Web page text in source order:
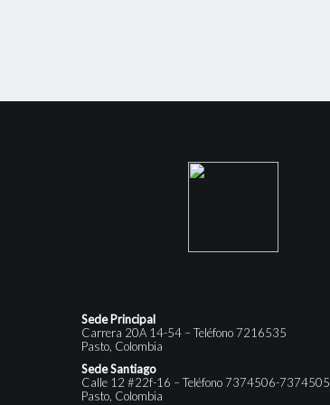
Sede Principal
Carrera 20A 14-54 – Teléfono 7216535
Pasto, Colombia
Sede Santiago
Calle 12 #22f-16 – Teléfono 7374506-7374505
Pasto, Colombia